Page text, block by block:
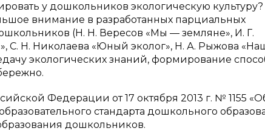
у дошкольников экологическую
внимание в разработанных парциальных
(Н. Н. Вересов «Мы — земляне», И. Г.
С. Н. Николаева «Юный эколог», Н. А. Рыжова
экологических знаний, формирование
Федерации от 17 октября 2013 г. № 1155
стандарта дошкольного
дошкольников.